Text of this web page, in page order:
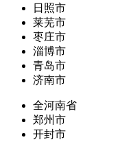
日照市
莱芜市
枣庄市
淄博市
青岛市
济南市
全河南省
郑州市
开封市